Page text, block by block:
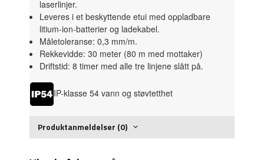
laserlinjer.
Leveres i et beskyttende etui med oppladbare
litium-ion-batterier og ladekabel.
Måletoleranse: 0,3 mm/m.
Rekkevidde: 30 meter (80 m med mottaker)
Driftstid: 8 timer med alle tre linjene slått på.
IP-klasse 54 vann og støvtetthet
Produktanmeldelser (0)